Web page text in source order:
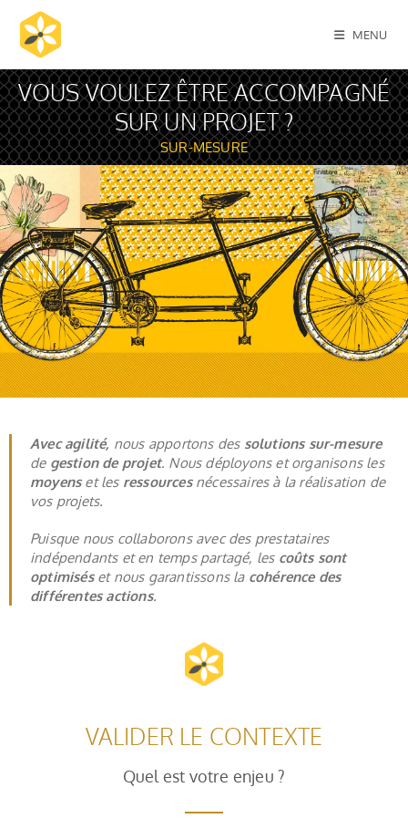
MENU
VOUS VOULEZ ÊTRE ACCOMPAGNÉ
SUR UN PROJET ?
SUR-MESURE
Avec agilité, nous apportons des solutions sur-mesure
de gestion de projet. Nous déployons et organisons les
moyenset les ressourcesnécessaires à la réalisation de
vos projets.
Puisque nous collaborons avec des prestataires
indépendants et en temps partagé, les coûts sont
optimiséset nous garantissons la cohérence des
différentes actions.
VALIDER LE CONTEXTE
Quel est votre enjeu ?